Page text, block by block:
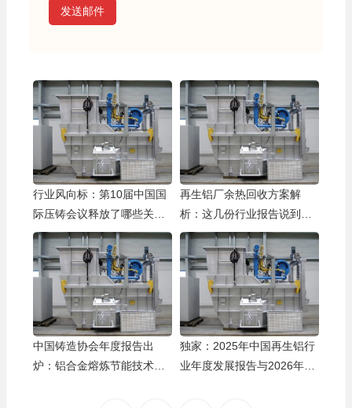
发送邮件
行业风向标：第10届中国国
际压铸会议释放了哪些关键
信号？
再生铝厂余热回收方案解
析：这几份行业报告说到了
点子上
中国铸造协会年度报告出
炉：铝合金熔炼节能技术成
独家：2025年中国再生铝行
业年度发展报告与2026年展